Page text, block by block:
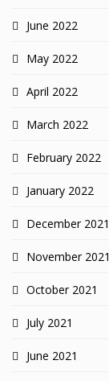
June 2022
May 2022
April 2022
March 2022
February 2022
January 2022
December 2021
November 2021
October 2021
July 2021
June 2021